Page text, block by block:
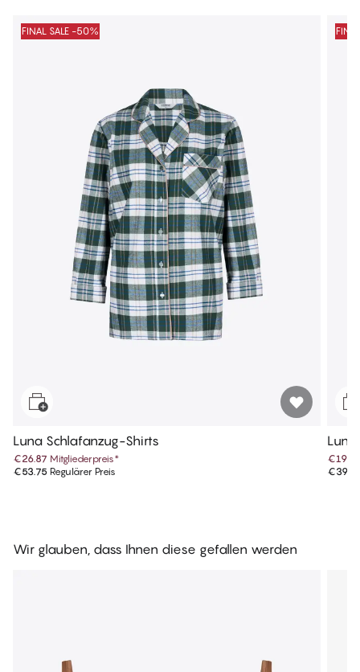
FINAL SALE -50%
Luna Schlafanzug-Shirts
€26.87 Mitgliederpreis*
€53.75 Regulärer Preis
€19.97
Wir glauben, dass Ihnen diese gefallen werden